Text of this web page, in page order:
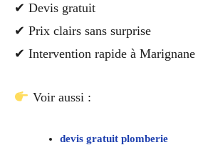
✔ Devis gratuit
✔ Prix clairs sans surprise
✔ Intervention rapide à Marignane
Voir aussi :
devis gratuit plomberie